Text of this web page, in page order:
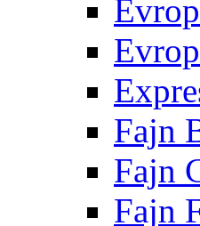
Fajn
Fajn
Fajn